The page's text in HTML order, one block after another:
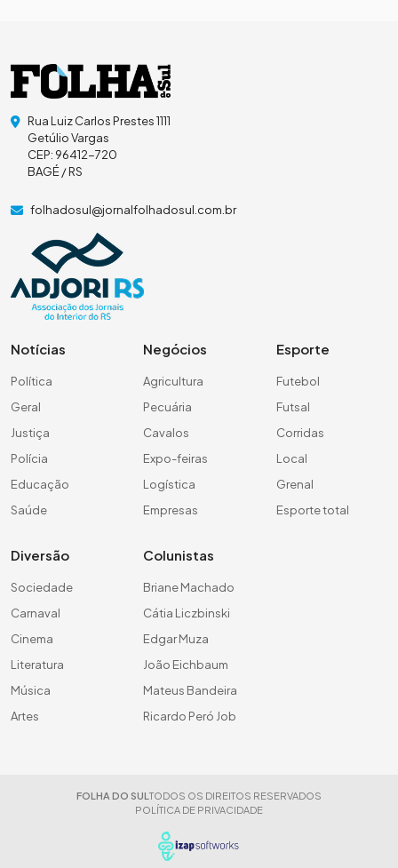
Rua Luiz Carlos Prestes 1111
Getúlio Vargas
CEP: 96412-720
BAGÉ / RS
folhadosul@jornalfolhadosul.com.br
Notícias
Política
Geral
Justiça
Polícia
Educação
Saúde
Negócios
Agricultura
Pecuária
Cavalos
Expo-feiras
Logística
Empresas
Esporte
Futebol
Futsal
Corridas
Local
Grenal
Esporte total
Diversão
Sociedade
Carnaval
Cinema
Literatura
Música
Artes
Colunistas
Briane Machado
Cátia Liczbinski
Edgar Muza
João Eichbaum
Mateus Bandeira
Ricardo Peró Job
FOLHA DO SUL TODOS OS DIREITOS RESERVADOS
POLÍTICA DE PRIVACIDADE